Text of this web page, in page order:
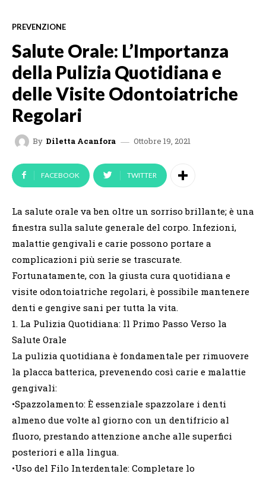
PREVENZIONE
Salute Orale: L’Importanza
della Pulizia Quotidiana e
delle Visite Odontoiatriche
Regolari
By Diletta Acanfora Ottobre 19, 2021
FACEBOOK TWITTER
La salute orale va ben oltre un sorriso brillante; è una
finestra sulla salute generale del corpo. Infezioni,
malattie gengivali e carie possono portare a
complicazioni più serie se trascurate.
Fortunatamente, con la giusta cura quotidiana e
visite odontoiatriche regolari, è possibile mantenere
denti e gengive sani per tutta la vita.
1. La Pulizia Quotidiana: Il Primo Passo Verso la
Salute Orale
La pulizia quotidiana è fondamentale per rimuovere
la placca batterica, prevenendo così carie e malattie
gengivali:
•Spazzolamento: È essenziale spazzolare i denti
almeno due volte al giorno con un dentifricio al
fluoro, prestando attenzione anche alle superfici
posteriori e alla lingua.
•Uso del Filo Interdentale: Completare lo